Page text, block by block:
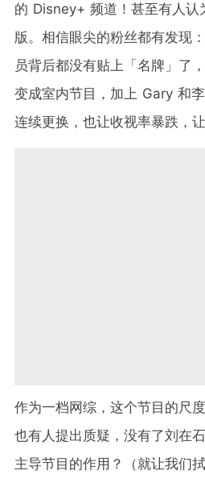
的 Disney+ 频道！甚至有人认
版。相信眼尖的粉丝都有发现
员背后都没有贴上「名牌」了
变成室内节目，加上 Gary 和
连续更换，也让收视率暴跌，
作为一档网综，这个节目的尺
也有人提出质疑，没有了刘在
主导节目的作用？（就让我们拭